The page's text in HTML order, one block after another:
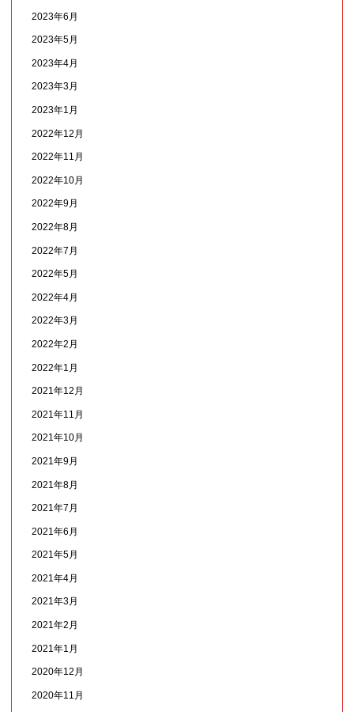
2023年6月
2023年5月
2023年4月
2023年3月
2023年1月
2022年12月
2022年11月
2022年10月
2022年9月
2022年8月
2022年7月
2022年5月
2022年4月
2022年3月
2022年2月
2022年1月
2021年12月
2021年11月
2021年10月
2021年9月
2021年8月
2021年7月
2021年6月
2021年5月
2021年4月
2021年3月
2021年2月
2021年1月
2020年12月
2020年11月